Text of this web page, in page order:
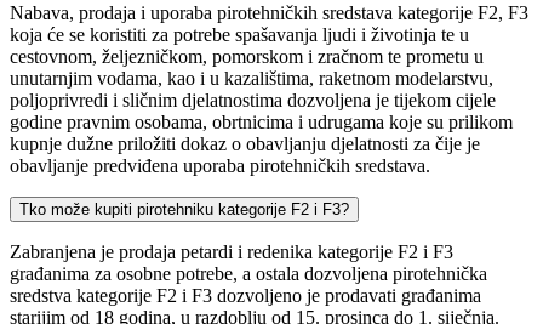
Nabava, prodaja i uporaba pirotehničkih sredstava kategorije F2, F3
koja će se koristiti za potrebe spašavanja ljudi i životinja te u
cestovnom, željezničkom, pomorskom i zračnom te prometu u
unutarnjim vodama, kao i u kazalištima, raketnom modelarstvu,
poljoprivredi i sličnim djelatnostima dozvoljena je tijekom cijele
godine pravnim osobama, obrtnicima i udrugama koje su prilikom
kupnje dužne priložiti dokaz o obavljanju djelatnosti za čije je
obavljanje predviđena uporaba pirotehničkih sredstava.
Tko može kupiti pirotehniku kategorije F2 i F3?
Zabranjena je prodaja petardi i redenika kategorije F2 i F3
građanima za osobne potrebe, a ostala dozvoljena pirotehnička
sredstva kategorije F2 i F3 dozvoljeno je prodavati građanima
starijim od 18 godina, u razdoblju od 15. prosinca do 1. siječnja.